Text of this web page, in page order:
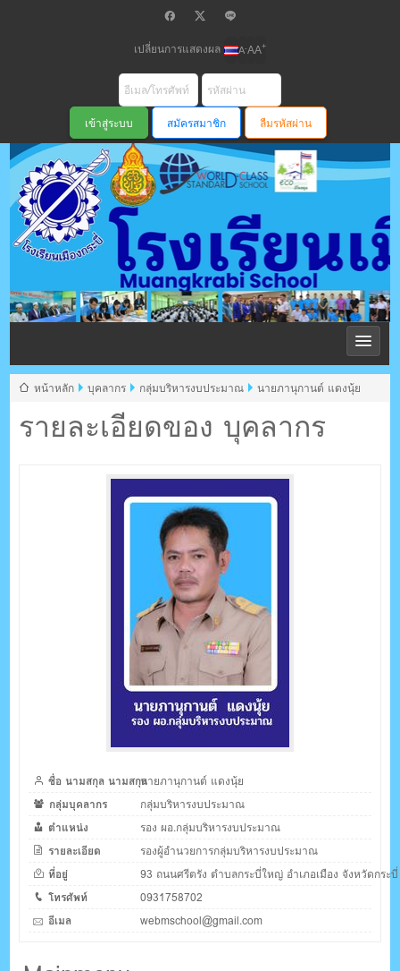
เปลี่ยนการแสดงผล A-AA+
สมัครสมาชิก ลืมรหัสผ่าน
โรงเรียนเมือง
กระบี่ สพม
ตรัง กระบี่
รายละเอียดของ บุคลากร
หน้าหลัก บุคลากร กลุ่มบริหารงบประมาณ นายภานุกานต์ แดงนุ้ย
ชื่อ นามสกุล นามสกุลนายภานุกานต์ แดงนุ้ย
กลุ่มบุคลากร
กลุ่มบริหารงบประมาณ
ตำแหน่ง
รอง ผอ.กลุ่มบริหารงบประมาณ
รายละเอียด
รองผู้อำนวยการกลุ่มบริหารงบประมาณ
ที่อยู่
93 ถนนศรีตรัง ตำบลกระบี่ใหญ่ อำเภอเมือง จังหวัดกระบี่
โทรศัพท์
0931758702
อีเมล
webmschool@gmail.com